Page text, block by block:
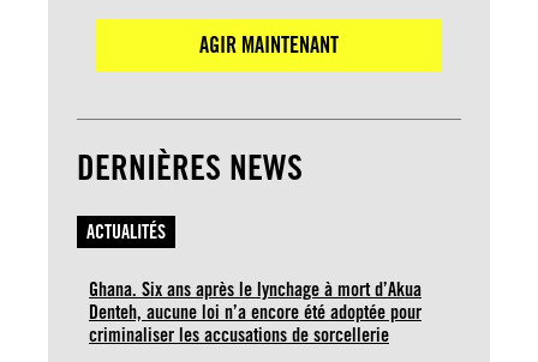
AGIR MAINTENANT
DERNIÈRES NEWS
ACTUALITÉS
Ghana. Six ans après le lynchage à mort d’Akua
Denteh, aucune loi n’a encore été adoptée pour
criminaliser les accusations de sorcellerie